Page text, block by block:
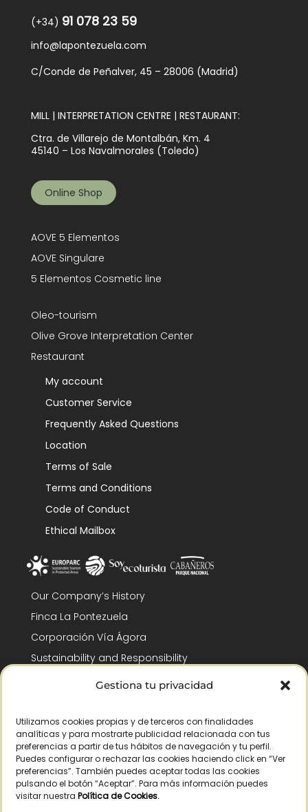
Gestiona tu privacidad
Utilizamos cookies propias y de terceros con finalidades
analíticas y para mostrarte publicidad relacionada con tus
preferencias a partir de tus hábitos de navegación y tu perfil.
Puedes configurar o rechazar las cookies haciendo click en “Ver
preferencias”. También puedes aceptar todas las cookies
pulsando el botón “Aceptar”. Para más información puedes
visitar nuestra Política de Cookies.
(+34) 91 078 23 59
info@lapontezuela.com
C/Conde de Peñalver, 45 – 28006 (Madrid)
MILL | INTERPRETATION CENTRE | RESTAURANT:
Ctra. de Villarejo de Montalbán, Km. 4
45140 – Los Navalmorales (Toledo)
Online Shop
AOVE 5 Elementos
AOVE Singulare
5 Elementos Cosmetic line
Oleo-tourism
Olive Grove Interpretation Center
Restaurant
My account
Customer Service
Frequently Asked Questions
Location
Terms of Sale
Terms and Conditions
Code of Conduct
Ethical Mailbox
Our Company’s History
Finca La Pontezuela
Corporación Vía Ágora
Sustainability and Responsibility
CSR and Fundación Gómez-Pintado
Recognitions